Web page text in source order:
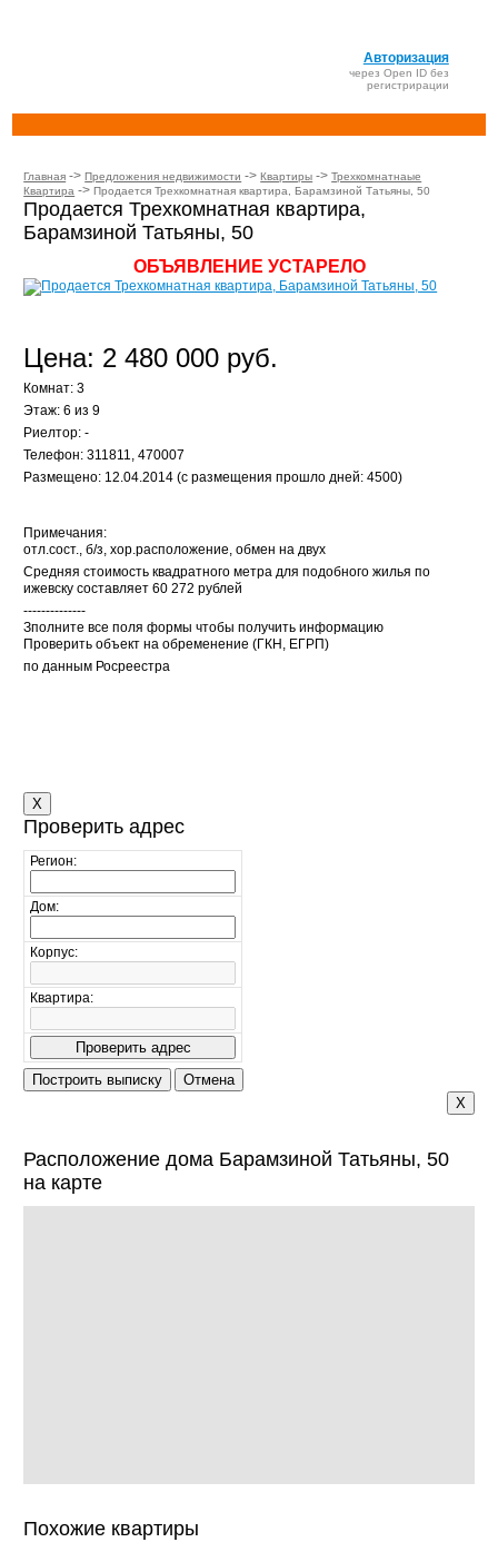
Авторизация
через Open ID без
регистрирации
Главная -> Предложения недвижимости -> Квартиры -> Трехкомнатнаые
Квартира -> Продается Трехкомнатная квартира, Барамзиной Татьяны, 50
Продается Трехкомнатная квартира,
Барамзиной Татьяны, 50
ОБЪЯВЛЕНИЕ УСТАРЕЛО
Цена: 2 480 000 руб.
Комнат: 3
Этаж: 6 из 9
Риелтор: -
Телефон: 311811, 470007
Размещено: 12.04.2014 (с размещения прошло дней: 4500)
Примечания:
отл.сост., б/з, хор.расположение, обмен на двух
Средняя стоимость квадратного метра для подобного жилья по
ижевску составляет 60 272 рублей
--------------
Зполните все поля формы чтобы получить информацию
Проверить объект на обременение (ГКН, ЕГРП)
по данным Росреестра
X
Проверить адрес
Регион:
Дом:
Корпус:
Квартира:
X
Расположение дома Барамзиной Татьяны, 50
на карте
Похожие квартиры